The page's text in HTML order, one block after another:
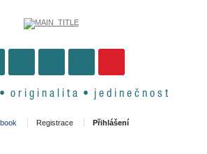
o r i g i n a l i t a • j e d i n e č n o s t
Registrace Přihlášení